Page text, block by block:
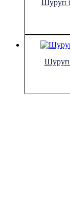
Шуруп
Шуруп